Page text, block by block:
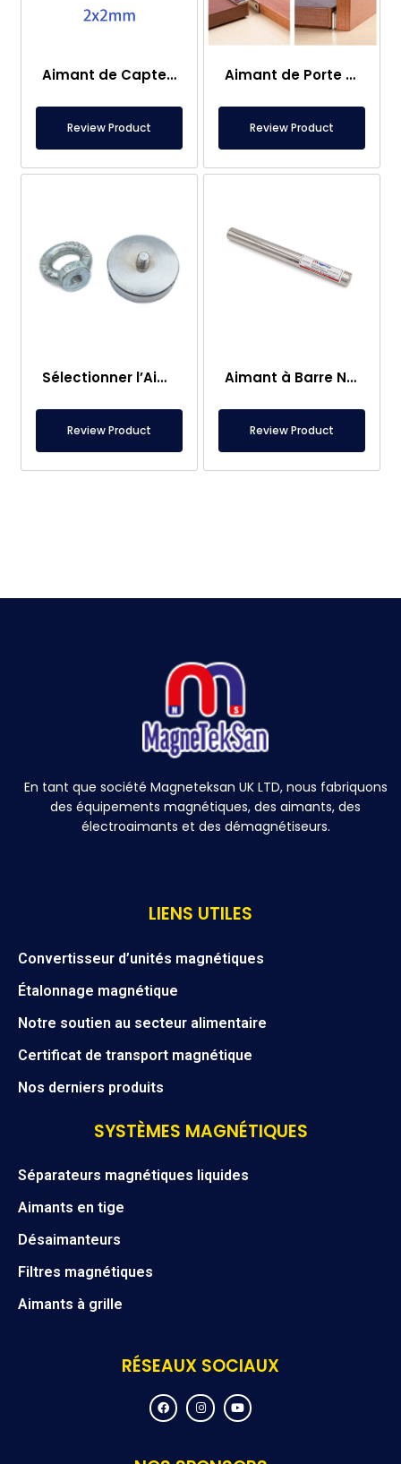
Aimant de Capteur – 2×2 mm
Review Product
Aimant de Porte de Caravane
Review Product
Sélectionner l’Aimant de Pêche – Aimant Puissant de Sauvetage en Mer
Review Product
Aimant à Barre Neodyme Ø25×250 mm – Connexion M8 Femelle d’un Côté
Review Product
En tant que société Magneteksan UK LTD, nous fabriquons
des équipements magnétiques, des aimants, des
électroaimants et des démagnétiseurs.
LIENS UTILES
Convertisseur d’unités magnétiques
Étalonnage magnétique
Notre soutien au secteur alimentaire
Certificat de transport magnétique
Nos derniers produits
SYSTÈMES MAGNÉTIQUES
Séparateurs magnétiques liquides
Aimants en tige
Désaimanteurs
Filtres magnétiques
Aimants à grille
RÉSEAUX SOCIAUX
F
a
c
o
I
n
s
g
Y
o
u
b